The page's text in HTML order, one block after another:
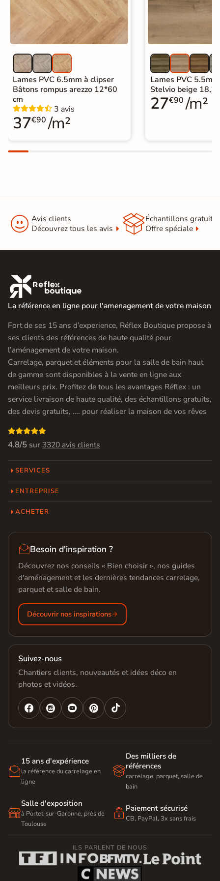
autre avec une serpillière humide et
des produits de nettoyage standard.
Origine Belgique
Sous-couche
intégrée
Format Simplifié
Parquet
20x120 cm
Lames PVC 6.5mm à clipser
Bâtons rompus arezzo 12*60
cm
3 avis
37€90 /m²
Lames PVC
Stelvio beige
27€90 /m²
 Avis clients
Découvrez tous les avis
Échantillons gratuit
Offre spéciale

La référence en ligne pour l'amenagement de votre maison
Fort de ses 15 ans d’experience, Réflex Boutique propose à
ses clients des références de haute qualité pour
l’aménagement de votre maison.
Carrelage, parquet et éléments pour la salle de bain haut
de gamme sont disponibles à la vente en ligne aux
meilleurs prix. Profitez de tous les avantages Réflex : un
service livraison de haute qualité, des échantillons gratuits,
des devis gratuits, …. pour réaliser la maison de vos rêves

4.8/5 sur 3320 avis clients
SERVICES
ENTREPRISE
ACHETER
Besoin d'inspiration ?
Découvrez nos conseils « Bien choisir », nos guides
d'aménagement et les dernières tendances carrelage,
parquet et salle de bain.
Découvrir nos inspirations
Suivez-nous
Chantiers clients, nouveautés et idées déco en
photos et vidéos.
   

15 ans d'expérience
la référence du carrelage en
ligne

Des milliers de
références
carrelage, parquet, salle de
bain

Salle d'exposition
à Portet-sur-Garonne, près de
Toulouse
 Paiement sécurisé
CB, PayPal, 3x sans frais
ILS PARLENT DE NOUS